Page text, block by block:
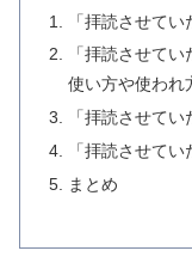
「拝読させて
「拝読させて
使い方や使われ
「拝読させて
「拝読させて
まとめ